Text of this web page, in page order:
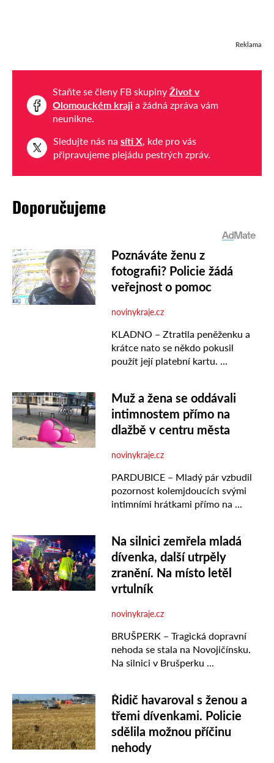
Reklama
Staňte se členy FB skupiny Život v
Olomouckém kraji a žádná zpráva vám
neunikne.
Sledujte nás na síti X, kde pro vás
připravujeme plejádu pestrých zpráv.
Doporučujeme